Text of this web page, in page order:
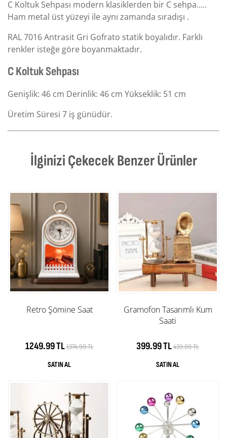
C Koltuk Sehpası modern klasiklerden bir C sehpa…..
Ham metal üst yüzeyi ile aynı zamanda sıradışı .
RAL 7016 Antrasit Gri Gofrato statik boyalıdır. Farklı
renkler isteğe göre boyanmaktadır.
C Koltuk Sehpası
Genişlik: 46 cm Derinlik: 46 cm Yükseklik: 51 cm
Üretim Süresi 7 iş günüdür.
İlginizi Çekecek Benzer Ürünler
Retro Şömine Saat
1249.99 TL1374.99 TL
Gramofon Tasarımlı Kum
Saati
399.99 TL439.99 TL